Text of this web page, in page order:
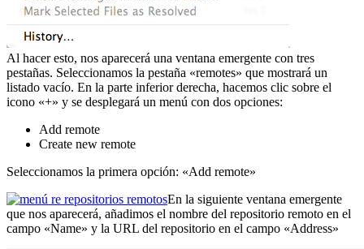
Al hacer esto, nos aparecerá una ventana emergente con tres
pestañas. Seleccionamos la pestaña «remotes» que mostrará un
listado vacío. En la parte inferior derecha, hacemos clic sobre el
icono «+» y se desplegará un menú con dos opciones:
Add remote
Create new remote
Seleccionamos la primera opción: «Add remote»
En la siguiente ventana emergente
que nos aparecerá, añadimos el nombre del repositorio remoto en el
campo «Name» y la URL del repositorio en el campo «Address»